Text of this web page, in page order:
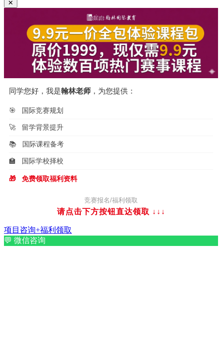
✕
同学您好，我是翰林老师 ，为您提供：
🎯 国际竞赛规划
🚀 留学背景提升
📚 国际课程备考
🏫 国际学校择校
🎁 免费领取福利资料
竞赛报名/福利领取
请点击下方按钮直达领取 ↓↓↓
项目咨询+福利领取
💬 微信咨询